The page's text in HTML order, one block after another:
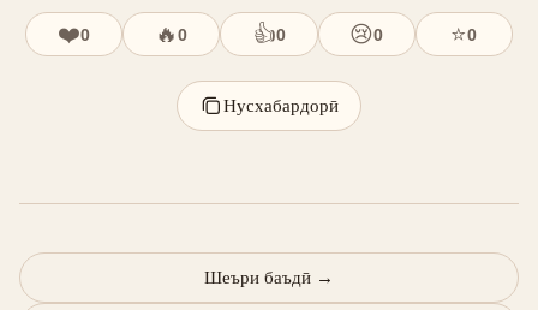
❤️0 🔥0 👍0 😢0 ⭐0
Нусхабардорӣ
Шеъри баъдӣ →